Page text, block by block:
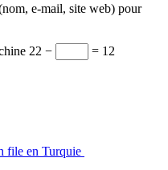
e-mail, site web) pour
22 − = 12
file en Turquie